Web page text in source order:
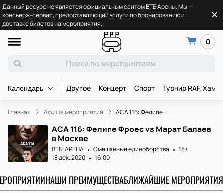
Данный ресурс не является официальным сайтом ВТБ Арены. Мы —
консьерж-сервис, предоставляющий услуги по бронированию и
доставке билетов на мероприятия.
0
Календарь Другое Концерт Спорт Турнир RAF,
Главная Афиша мероприятий ACA 116: Фелипе ...
ACA 116: Фелипе Фроес vs Марат Балаев
в Москве
ВТБ-АРЕНА Смешанные единоборства
18+
18 дек. 2020
16:00
НАШИ ПРЕИМУЩЕСТВАБЛИЖАЙШИЕ МЕРОПРИЯТИЯ